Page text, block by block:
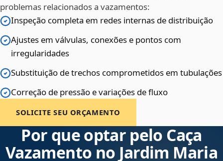
problemas relacionados a vazamentos:
Inspeção completa em redes internas de distribuição
Ajustes em válvulas, conexões e pontos com
irregularidades
Substituição de trechos comprometidos em tubulações
Correção de pressão e variações de fluxo
SOLICITE SEU ORÇAMENTO
Por que optar pelo Caça
Vazamento no Jardim Maria